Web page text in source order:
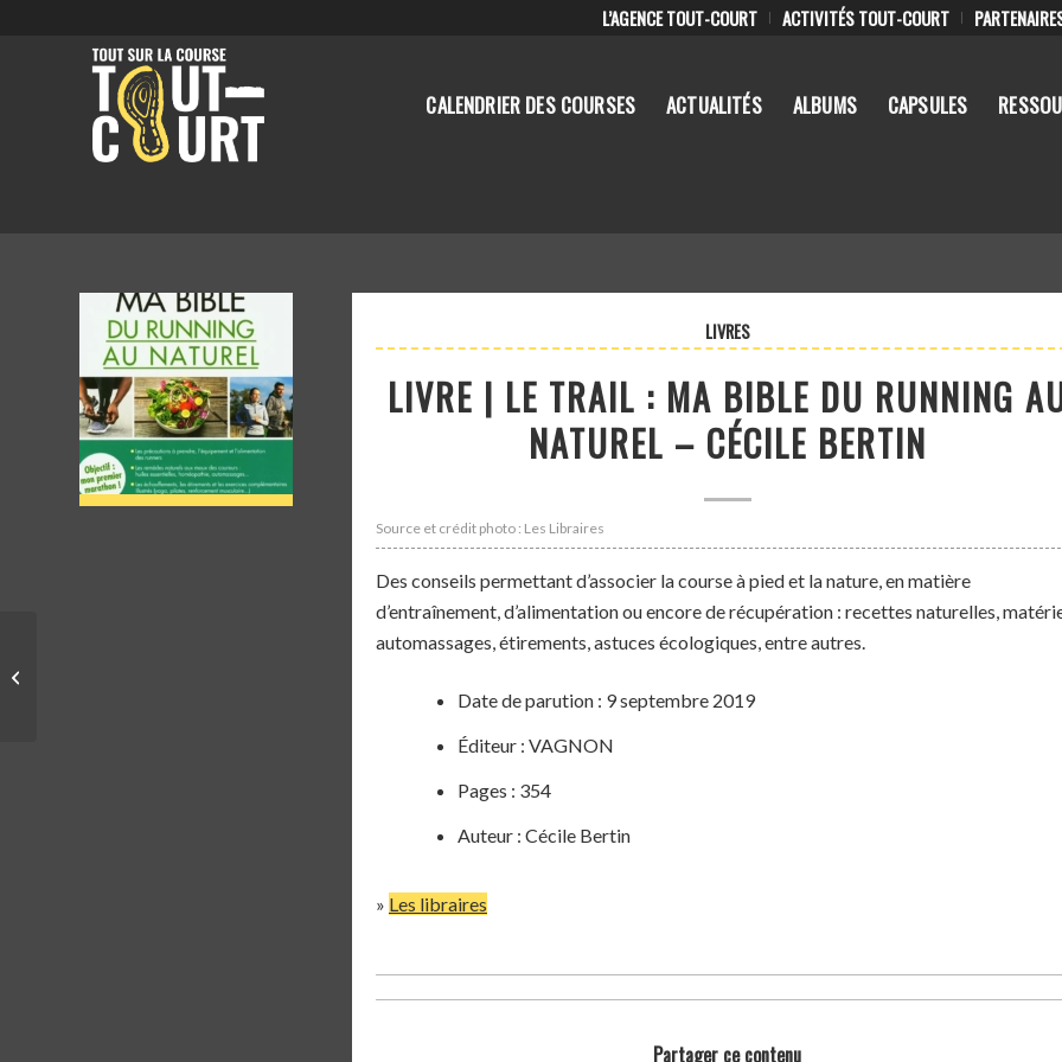
L’AGENCE TOUT-COURT ACTIVITÉS TOUT-COURT
CALENDRIER DES COURSES ACTUALITÉS ALBUMS CAPSULES
LIVRES
LIVRE | LE TRAIL : MA BIBLE DU RUNNING
NATUREL – CÉCILE BERTIN
Source et crédit photo : Les Libraires
Des conseils permettant d’associer la course à pied et la nature, en matière
d’entraînement, d’alimentation ou encore de récupération : recettes naturelles,
automassages, étirements, astuces écologiques, entre autres.
Date de parution : 9 septembre 2019
Éditeur : VAGNON
Pages : 354
Auteur : Cécile Bertin
» Les libraires
Partager ce contenu